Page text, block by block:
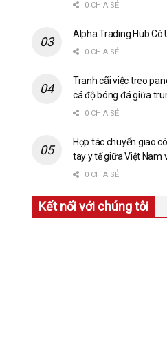
0 CHIA SẺ
Alpha Trading Hub Có
0 CHIA SẺ
Tranh cãi việc treo
cá độ bóng đá giữa
0 CHIA SẺ
Hợp tác chuyển giao
tay y tế giữa Việt Nam
0 CHIA SẺ
Kết nối với chúng tôi